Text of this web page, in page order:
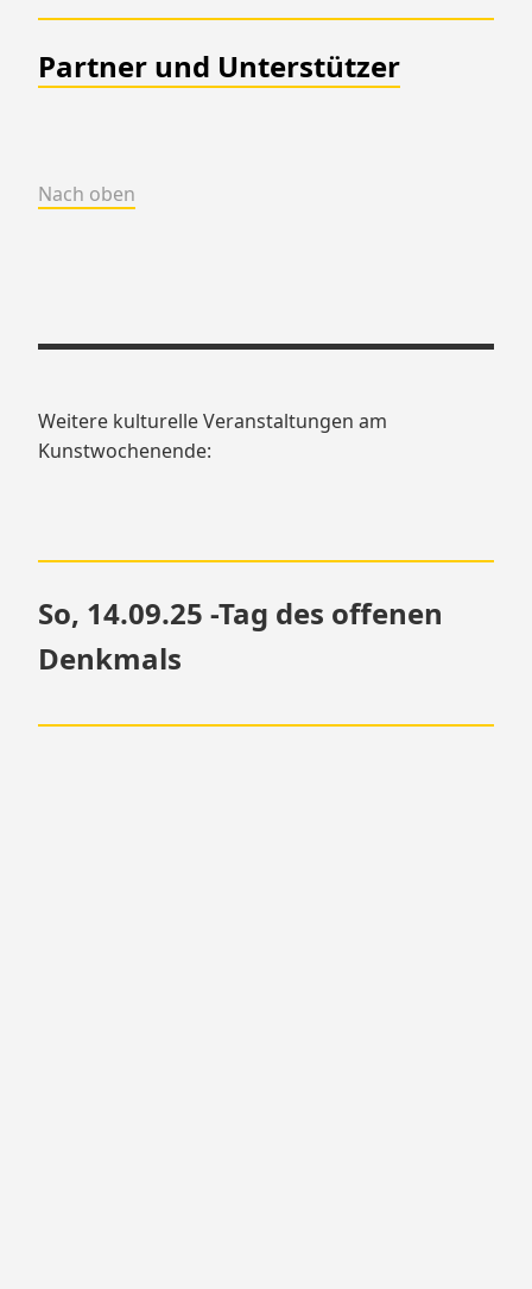
Partner und Unterstützer
Nach oben
Weitere kulturelle Veranstaltungen am
Kunstwochenende:
So, 14.09.25 -Tag des offenen
Denkmals